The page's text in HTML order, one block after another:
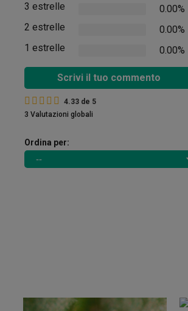
3 estrelle
0.00%
2 estrelle
0.00%
1 estrelle
0.00%
Scrivi il tuo commento
4.33 de 5
3 Valutazioni globali
Ordina per: